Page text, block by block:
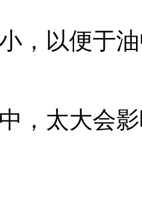
，以便于
，太大会